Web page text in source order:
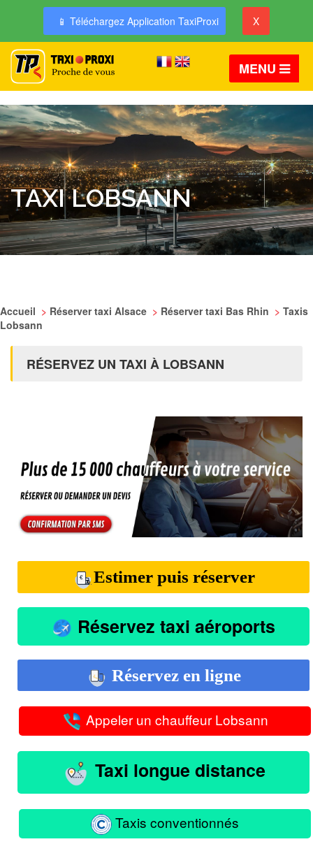
📱 Téléchargez Application TaxiProxi X
MENU
TAXI LOBSANN
Accueil > Réserver taxi Alsace > Réserver taxi Bas Rhin > Taxis
Lobsann
RÉSERVEZ UN TAXI À LOBSANN
Estimer puis réserver
Réservez taxi aéroports
Réservez en ligne
Appeler un chauffeur Lobsann
Taxi longue distance
Taxis conventionnés